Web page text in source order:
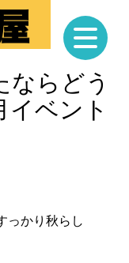
ならどう
イベント
っかり秋らし